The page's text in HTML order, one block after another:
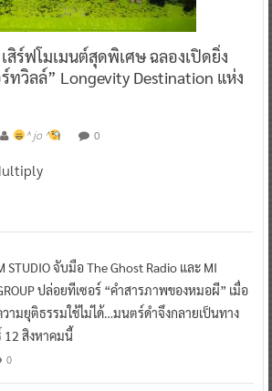
สิร์ฟโมเมนต์สุดพิเศษ ฉลองเปิดยิ่ง
ทวิลล์” Longevity Destination แห่ง
^ jo ^ 0
STUDIO จับมือ The Ghost Radio และ MI
ปล่อยทีเซอร์ “คำสารภาพของหมอผี” เมื่อ
ามยุติธรรมใช้ไม่ได้…มนตร์ดำจึงกลายเป็นทาง
12 สิงหาคมนี้
0